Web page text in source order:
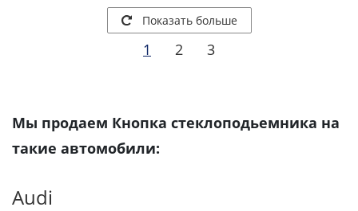
Показать больше
1 2 3
Мы продаем Кнопка стеклоподьемника на
такие автомобили:
Audi